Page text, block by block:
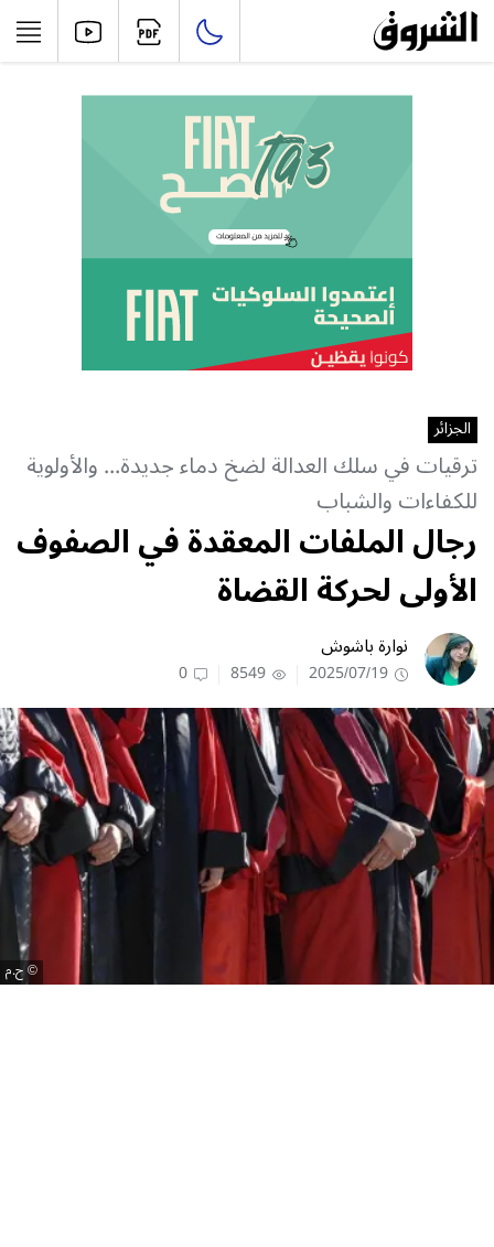
الجزائر
ترقيات في سلك العدالة لضخ دماء جديدة... والأولوية
للكفاءات والشباب
رجال الملفات المعقدة في الصفوف
الأولى لحركة القضاة
نوارة باشوش
2025/07/19
8549
0
ح.م